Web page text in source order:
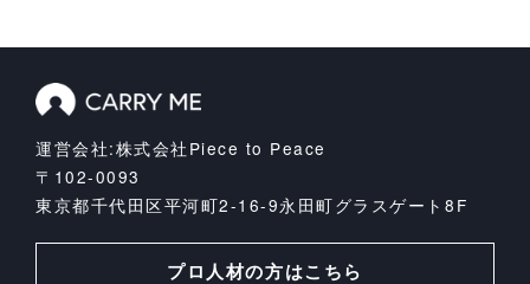
運営会社:株式会社Piece to Peace
〒102-0093
東京都千代田区平河町2-16-9永田町グラスゲート8F
プロ人材の方はこちら